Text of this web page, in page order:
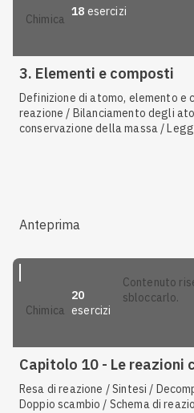
chimica
18 esercizi
3. Elementi e composti
Definizione di atomo, elemento e
reazione / Bilanciamento degli
conservazione della massa /
Anteprima
chimica
20
esercizi
contenuto riservato: accedi per
sbloccarlo.
Capitolo 10 - Le reazioni
Resa di reazione / Sintesi /
Doppio scambio / Schema di